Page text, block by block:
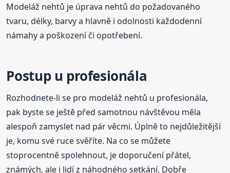
Modeláž nehtů je úprava nehtů do požadovaného
tvaru, délky, barvy a hlavně i odolnosti každodenní
námahy a poškození či opotřebení.
Postup u profesionála
Rozhodnete-li se pro modeláž nehtů u profesionála,
pak byste se ještě před samotnou návštěvou měla
alespoň zamyslet nad pár věcmi. Úplně to nejdůležitější
je, komu své ruce svěříte. Na co se můžete
stoprocentně spolehnout, je doporučení přátel,
známých, ale i lidí z náhodného setkání. Dobře